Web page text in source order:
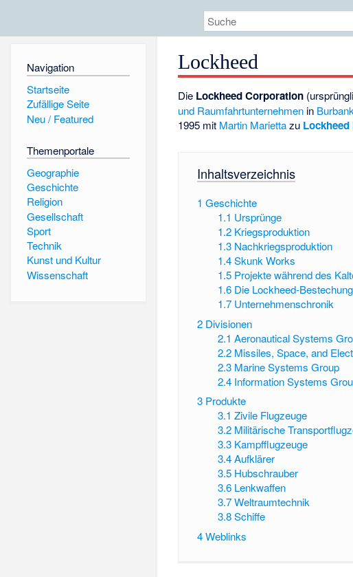
Navigation
Startseite
Zufällige Seite
Neu / Featured
Themenportale
Geographie
Geschichte
Religion
Gesellschaft
Sport
Technik
Kunst und Kultur
Wissenschaft
Lockheed
Die Lockheed Corporation
und Raumfahrtunternehmen in
1995 mit Martin Mariettazu
Inhaltsverzeichnis
1 Geschichte
1.1 Ursprünge
1.2 Kriegsproduktion
1.3 Nachkriegsproduktion
1.4 Skunk Works
1.5 Projekte während des
1.6 Die Lockheed-
1.7 Unternehmenschronik
2 Divisionen
2.1 Aeronautical Systems
2.2 Missiles, Space, and
2.3 Marine Systems Group
2.4 Information Systems
3 Produkte
3.1 Zivile Flugzeuge
3.2 Militärische
3.3 Kampfflugzeuge
3.4 Aufklärer
3.5 Hubschrauber
3.6 Lenkwaffen
3.7 Weltraumtechnik
3.8 Schiffe
4Weblinks